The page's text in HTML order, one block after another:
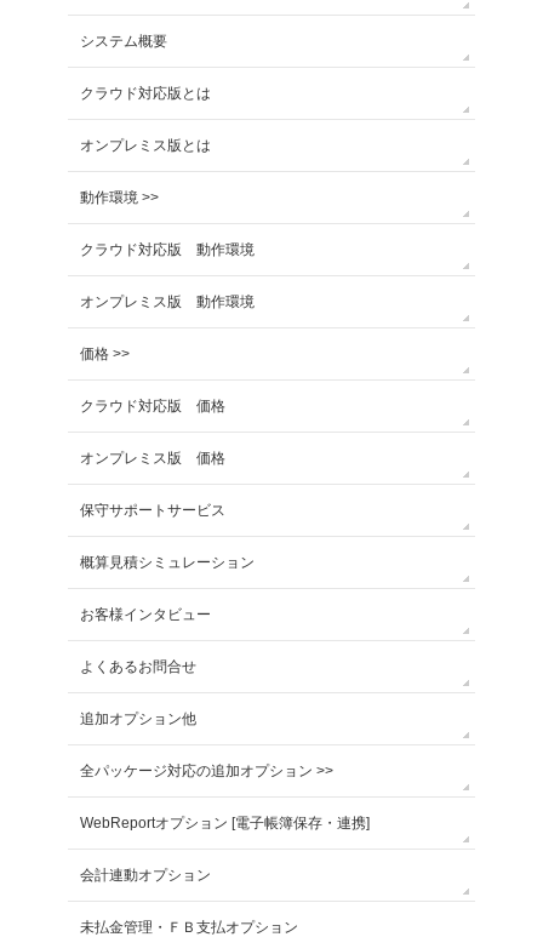
システム概要
クラウド対応版とは
オンプレミス版とは
動作環境 >>
クラウド対応版 動作環境
オンプレミス版 動作環境
価格 >>
クラウド対応版 価格
オンプレミス版 価格
保守サポートサービス
概算見積シミュレーション
お客様インタビュー
よくあるお問合せ
追加オプション他
全パッケージ対応の追加オプション >>
WebReportオプション [電子帳簿保存・連携]
会計連動オプション
未払金管理・ＦＢ支払オプション